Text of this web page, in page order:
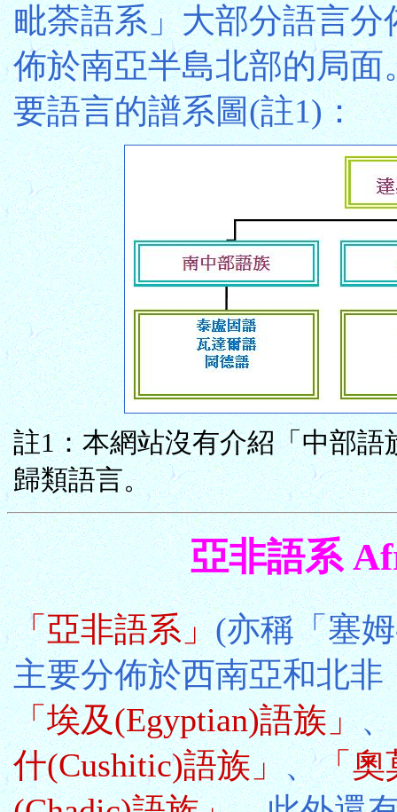
毗荼語系」大部分語言
佈於南亞半島北部的局
要語言的譜系圖(註1)：
註1：本網站沒有介紹「中部
歸類語言。
亞非語系
「亞非語系」(亦稱「塞
主要分佈於西南亞和北非
「埃及(Egyptian)語族」、
什(Cushitic)語族」、「奧